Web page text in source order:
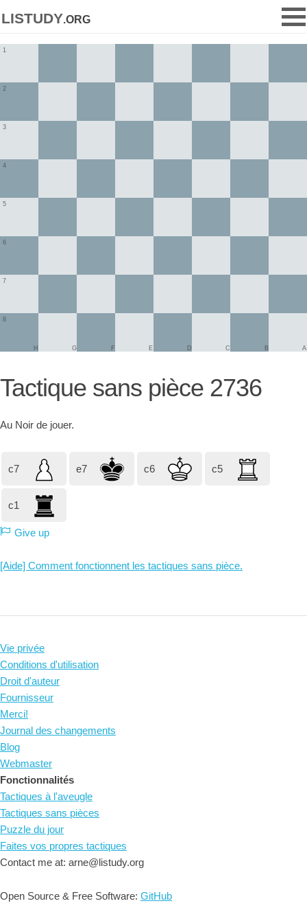
listudy.org
1
2
3
4
5
6
7
8
A
B
C
D
E
F
G
H
Tactique sans pièce 2736
Au Noir de jouer.
c7 e7 c6 c5
c1
Give up
[Aide] Comment fonctionnent les tactiques sans pièce.
Vie privée
Conditions d'utilisation
Droit d'auteur
Fournisseur
Merci!
Journal des changements
Blog
Webmaster
Fonctionnalités
Tactiques à l'aveugle
Tactiques sans pièces
Puzzle du jour
Faites vos propres tactiques
Contact me at: arne@listudy.org
Open Source & Free Software: GitHub